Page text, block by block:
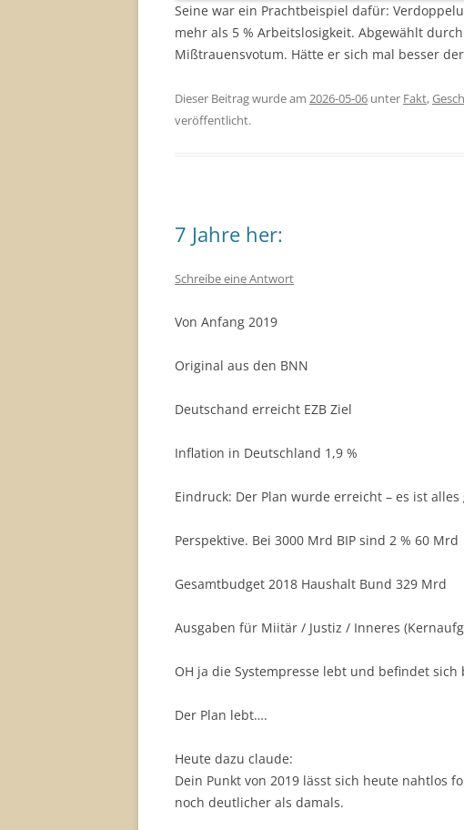
Seine war ein Prachtbeispiel dafür:
mehr als 5 % Arbeitslosigkeit. Abgewählt
Mißtrauensvotum. Hätte er sich mal besser
Dieser Beitrag wurde am 2026-05-06 unter Fakt,
veröffentlicht.
7 Jahre her:
Schreibe eine Antwort
Von Anfang 2019
Original aus den BNN
Deutschand erreicht EZB Ziel
Inflation in Deutschland 1,9 %
Eindruck: Der Plan wurde erreicht – es ist alles
Perspektive. Bei 3000 Mrd BIP sind 2 % 60 Mrd
Gesamtbudget 2018 Haushalt Bund 329 Mrd
Ausgaben für Miitär / Justiz / Inneres
OH ja die Systempresse lebt und befindet
Der Plan lebt….
Heute dazu claude:
Dein Punkt von 2019 lässt sich heute nahtlos
noch deutlicher als damals.